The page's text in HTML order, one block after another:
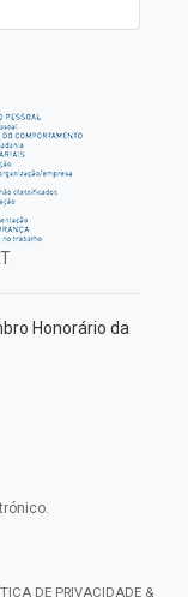
Honorário da
DE PRIVACIDADE &